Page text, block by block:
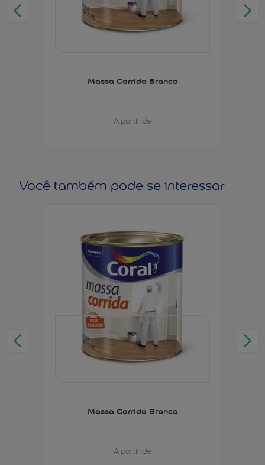
Massa Corrida Branco
A partir de
Você também pode se interessar
Massa Corrida Branco
A partir de